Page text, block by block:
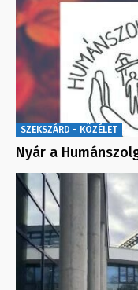
SZEKSZÁRD - KÖZÉLET
Nyár a